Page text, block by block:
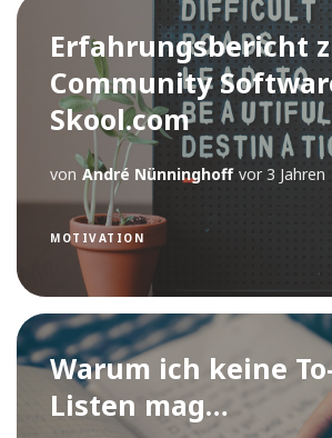
Erfahrungsbericht
Community
Skool.com
von André Nünninghoff vor 3 Jahren
MOTIVATION
Warum ich keine
Listen mag…